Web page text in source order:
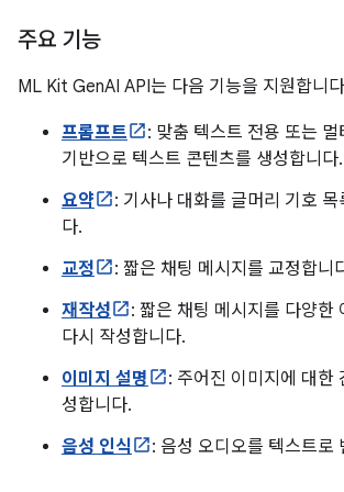
주요 기능
ML Kit GenAI API는 다음 기능을 지원합니
프롬프트
: 맞춤 텍스트 전용 또는
기반으로 텍스트 콘텐츠를 생성합니다.
요약
: 기사나 대화를 글머리 기호 목
다.
교정
: 짧은 채팅 메시지를 교정합니
재작성
: 짧은 채팅 메시지를 다양한
다시 작성합니다.
이미지 설명
: 주어진 이미지에 대한
성합니다.
음성 인식
: 음성 오디오를 텍스트로